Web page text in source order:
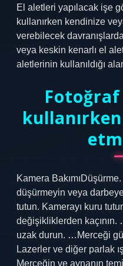
El aletleri yapılacak işe
kullanırken kendinize
verebilecek
veya keskin kenarlı el
aletlerinin kullanıldığı
Kamera
düşürmeyin veya
tutun. Kamerayı kuru
değişikliklerden
uzak durun. …Merceği
Lazerler ve diğer parlak
Merceğin ve aynanın